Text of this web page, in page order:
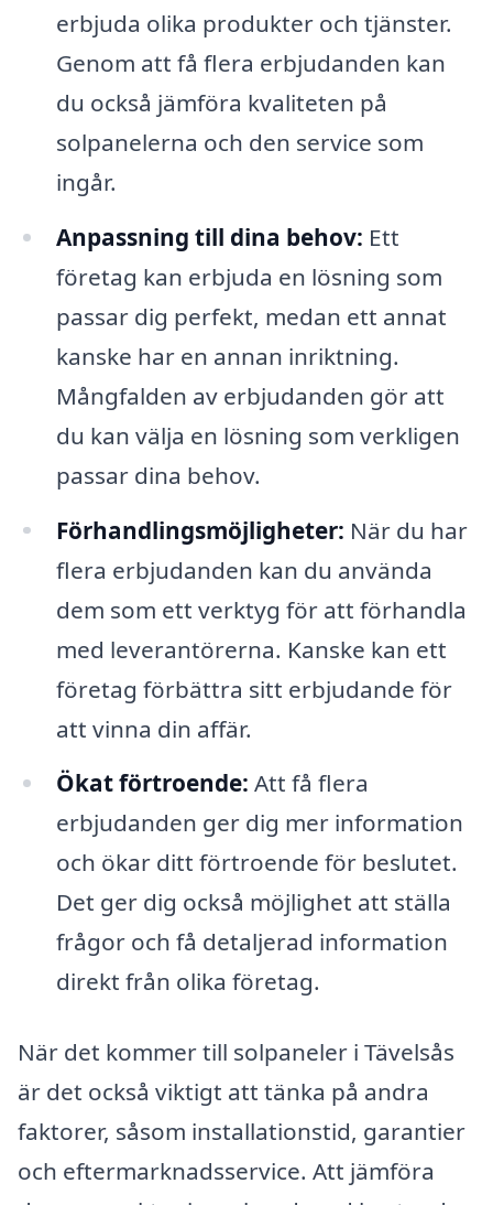
erbjuda olika produkter och tjänster.
Genom att få flera erbjudanden kan
du också jämföra kvaliteten på
solpanelerna och den service som
ingår.
Anpassning till dina behov: Ett
företag kan erbjuda en lösning som
passar dig perfekt, medan ett annat
kanske har en annan inriktning.
Mångfalden av erbjudanden gör att
du kan välja en lösning som verkligen
passar dina behov.
Förhandlingsmöjligheter: När du har
flera erbjudanden kan du använda
dem som ett verktyg för att förhandla
med leverantörerna. Kanske kan ett
företag förbättra sitt erbjudande för
att vinna din affär.
Ökat förtroende: Att få flera
erbjudanden ger dig mer information
och ökar ditt förtroende för beslutet.
Det ger dig också möjlighet att ställa
frågor och få detaljerad information
direkt från olika företag.
När det kommer till solpaneler i Tävelsås
är det också viktigt att tänka på andra
faktorer, såsom installationstid, garantier
och eftermarknadsservice. Att jämföra